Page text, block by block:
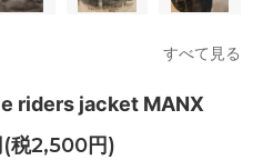
すべて見る
riders jacket MANX
税2,500円)